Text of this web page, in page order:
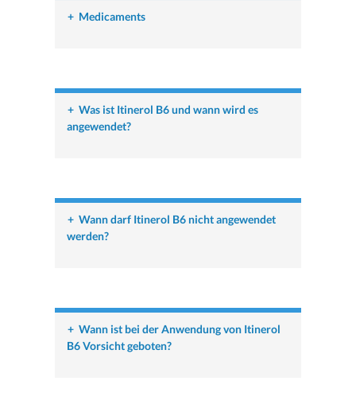
+ Medicaments
+ Was ist Itinerol B6 und wann wird es
angewendet?
+ Wann darf Itinerol B6 nicht angewendet
werden?
+ Wann ist bei der Anwendung von Itinerol
B6 Vorsicht geboten?